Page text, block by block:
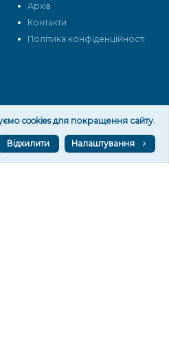
Архів
Контакти
Політика конфіденційності
cookies для покращення сайту.
Відхилити Налаштування